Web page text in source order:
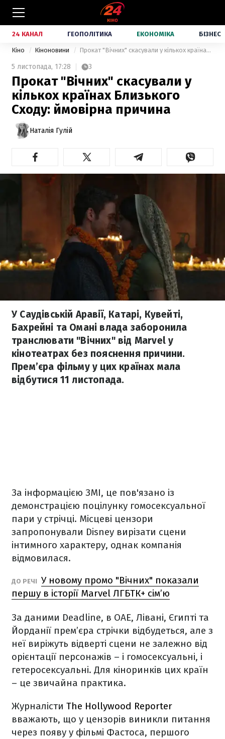
24 КАНАЛ ГЕОПОЛІТИКА ЕКОНОМІКА БІЗНЕС
Кіно Кіноновини Прокат "Вічних" скасували у кількох країнах Близького Сходу: ймовірна причина
5 листопада, 17:28 3
Прокат "Вічних" скасували у
кількох країнах Близького
Сходу: ймовірна причина
Наталія Гулій
У Саудівській Аравії, Катарі, Кувейті,
Бахрейні та Омані влада заборонила
транслювати "Вічних" від Marvel у
кінотеатрах без пояснення причини.
Прем’єра фільму у цих країнах мала
відбутися 11 листопада.
За інформацією ЗМІ, це пов'язано із
демонстрацією поцілунку гомосексуальної
пари у стрічці. Місцеві цензори
запропонували Disney вирізати сцени
інтимного характеру, однак компанія
відмовилася.
ДО РЕЧІ У новому промо "Вічних" показали
першу в історії Marvel ЛГБТК+ сім’ю
За даними Deadline, в ОАЕ, Лівані, Єгипті та
Йорданії прем’єра стрічки відбудеться, але з
неї виріжуть відверті сцени не залежно від
орієнтації персонажів – і гомосексуальні, і
гетеросексуальні. Для кіноринків цих країн
– це звичайна практика.
Журналісти The Hollywood Reporter
вважають, що у цензорів виникли питання
через появу у фільмі Фастоса, першого